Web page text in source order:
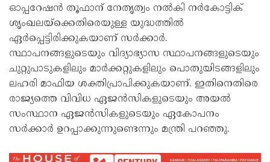
ഓപ്പറേഷൻ തൂഫാന് നേതൃത്വം നൽകി നർകോട്ടിക്
ശൃംഖലയ്ക്കെതിരെയുള്ള യുദ്ധത്തിൽ
ഏർപ്പെട്ടിരിക്കുകയാണ് സർക്കാർ.
സ്ഥാപനങ്ങളുടെയും വിദ്യാഭ്യാസ സ്ഥാപനങ്ങളുടെയും
ചുറ്റുപാടുകളിലും മാർക്കറ്റുകളിലും പൊതുയിടങ്ങളിലും
ലഹരി മാഫിയ ശക്തിപ്രാപിക്കുകയാണ്. ഇതിനെതിരെ
രാജ്യത്തെ വിവിധ ഏജൻസികളുടെയും അയൽ
സംസ്ഥാന ഏജൻസികളുടെയും ഏകോപനം
സർക്കാർ ഉറപ്പാക്കുന്നുണ്ടെന്നും മന്ത്രി പറഞ്ഞു.